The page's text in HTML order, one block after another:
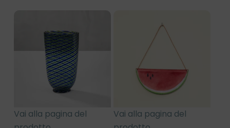
Vai alla pagina del
Vai alla pagina del